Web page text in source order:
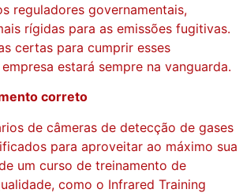
reguladores governamentais,
rígidas para as emissões fugitivas.
certas para cumprir esses
estará sempre na vanguarda.
correto
de câmeras de detecção de gases
para aproveitar ao máximo sua
um curso de treinamento de
como o Infrared Training